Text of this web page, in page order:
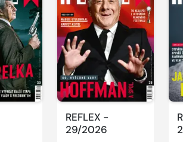
REFLEX -
29/2026